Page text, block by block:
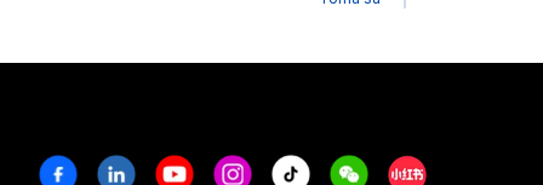
FacebookLinkedinYoutubeInstagram
Tiktok WeechatXiaohongshu/